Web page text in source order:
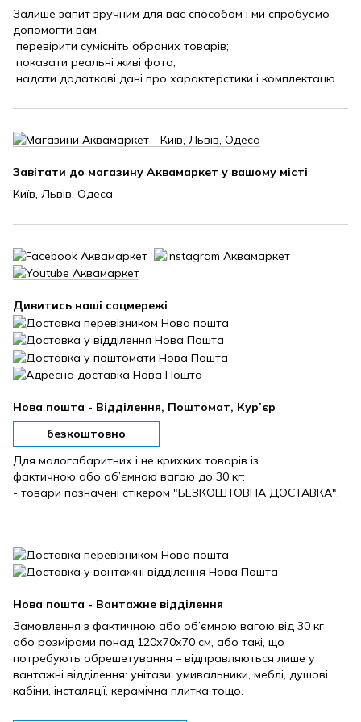
Залише запит зручним для вас способом і ми спробуємо
допомогти вам:
перевірити сумісніть обраних товарів;
показати реальні живі фото;
надати додаткові дані про характерстики і комплектацю.
Завітати до магазину Аквамаркет у вашому місті
Київ, Львів, Одеса
Дивитись наші соцмережі
Нова пошта - Відділення, Поштомат, Кур’єр
безкоштовно
Для малогабаритних і не крихких товарів із
фактичною або об’ємною вагою до 30 кг:
- товари позначені стікером "БЕЗКОШТОВНА ДОСТАВКА".
Нова пошта - Вантажне відділення
Замовлення з фактичною або об’ємною вагою від 30 кг
або розмірами понад 120х70х70 см, або такі, що
потребують обрешетування – відправляються лише у
вантажні відділення: унітази, умивальники, меблі, душові
кабіни, інсталяції, керамічна плитка тощо.